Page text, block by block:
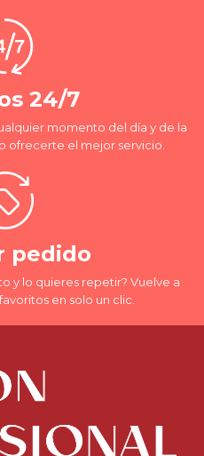
24/7
momento del día y de la
ofrecerte el mejor servicio.
pedido
y lo quieres repetir? Vuelve a
en solo un clic.